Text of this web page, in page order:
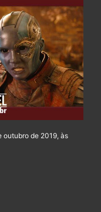
outubro de 2019, às